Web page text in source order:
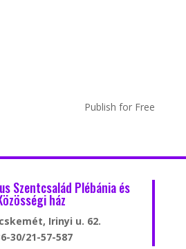
Publish for Free
Szentcsalád Plébánia és
ház
Irinyi u. 62.
30/21-57-587